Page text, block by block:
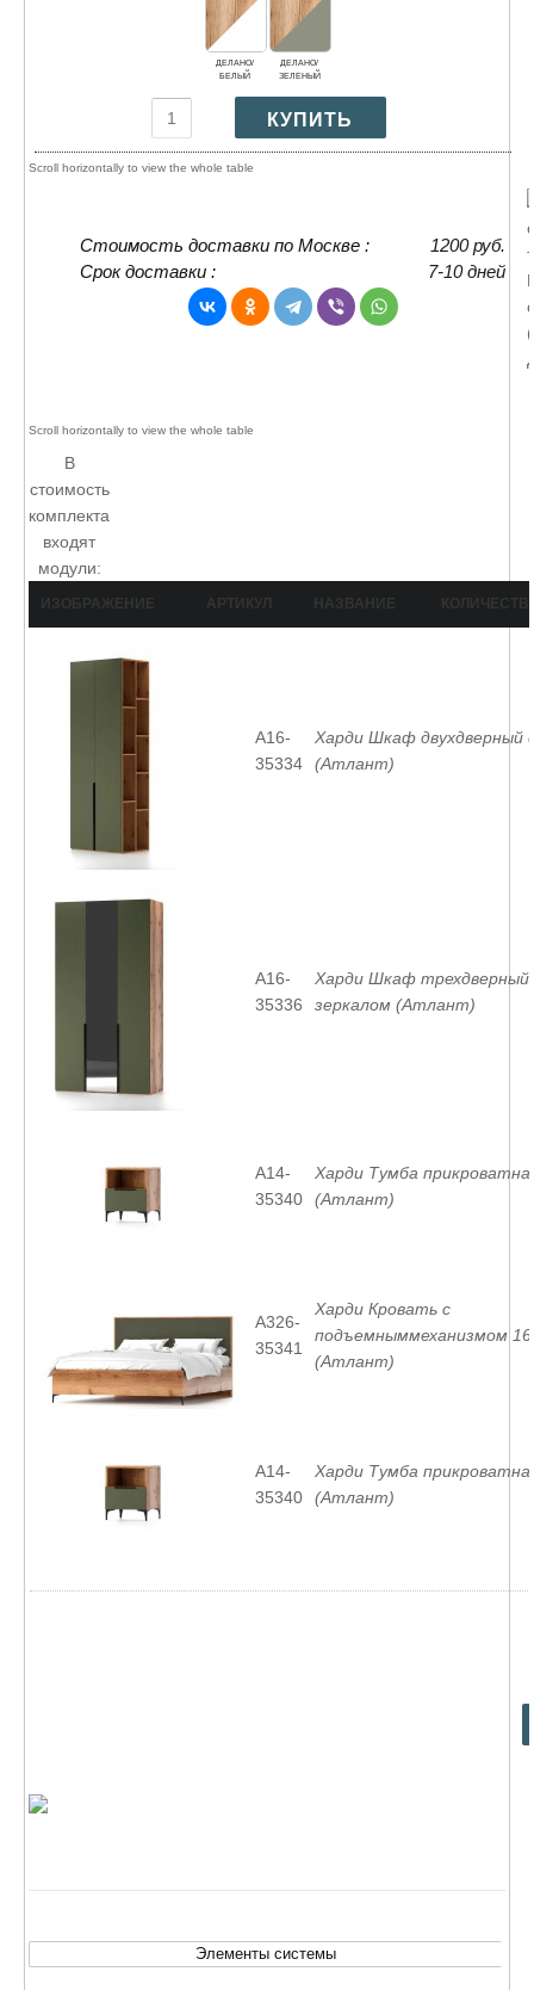
ДЕЛАНО/
БЕЛЫЙ
ДЕЛАНО/
ЗЕЛЕНЫЙ
Стоимость доставки по Москве :
1200 руб.
Срок доставки :
7-10 дней
В
стоимость
комплекта
входят
модули:
ИЗОБРАЖЕНИЕ АРТИКУЛ НАЗВАНИЕ
A16-
35334
Харди Шкаф двухдверный
(Атлант)
A16-
35336
Харди Шкаф трехдверный
зеркалом (Атлант)
A14-
35340
Харди Тумба
(Атлант)
A326-
35341
Харди Кровать с
подъемныммеханизмом
(Атлант)
A14-
35340
Харди Тумба
(Атлант)
Элементы системы